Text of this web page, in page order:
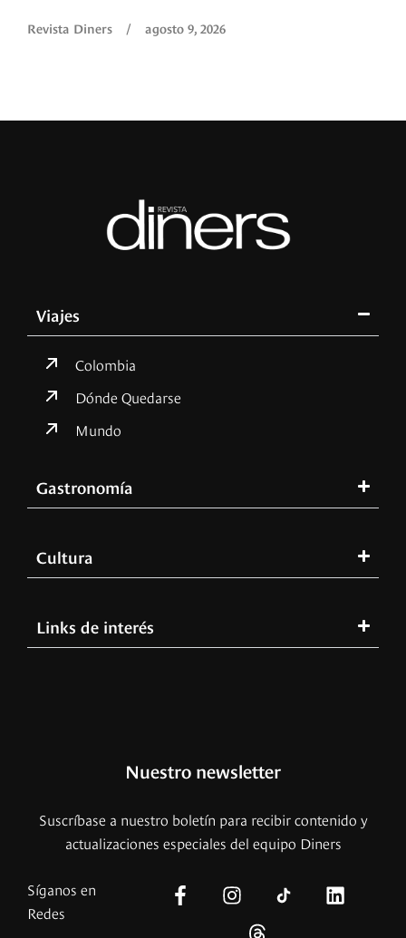
Revista Diners / agosto 9, 2026
Viajes
Colombia
Dónde Quedarse
Mundo
Gastronomía
Cultura
Links de interés
Nuestro newsletter
Suscríbase a nuestro boletín para recibir contenido y
actualizaciones especiales del equipo Diners
Síganos en
Redes